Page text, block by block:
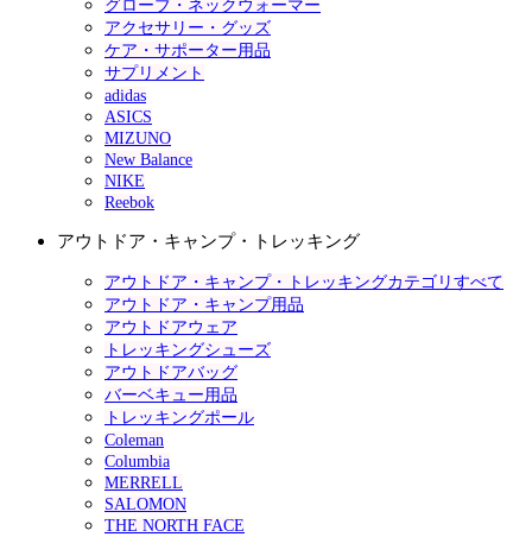
グローブ・ネックウォーマー
アクセサリー・グッズ
ケア・サポーター用品
サプリメント
adidas
ASICS
MIZUNO
New Balance
NIKE
Reebok
アウトドア・キャンプ・トレッキング
アウトドア・キャンプ・トレッキングカテゴリすべて
アウトドア・キャンプ用品
アウトドアウェア
トレッキングシューズ
アウトドアバッグ
バーベキュー用品
トレッキングポール
Coleman
Columbia
MERRELL
SALOMON
THE NORTH FACE